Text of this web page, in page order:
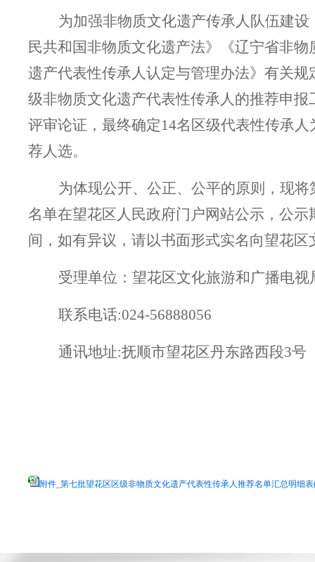
为加强非物质文化遗产传承人队伍建
民共和国非物质文化遗产法》
《辽宁省非
遗产代表性传承人认定与管理办法》有关规
级非物质文化遗产代表性传承人的推荐申报
评审论证 ，最终确定14名 区级代表性传承人
荐人选。
为体现公开、公正、公平的原则，现将
名单在望花区人民政府门户网站公示， 公示
间 ，如有异议 ，请以书面形式实名向望花区
受理单位：望花区文化旅游和广播电视
联系电话:024-56888056
通讯地址:抚顺市望花区丹东路西段3号
附件_第七批望花区区级非物质文化遗产代表性传承人推荐名单汇总明细表